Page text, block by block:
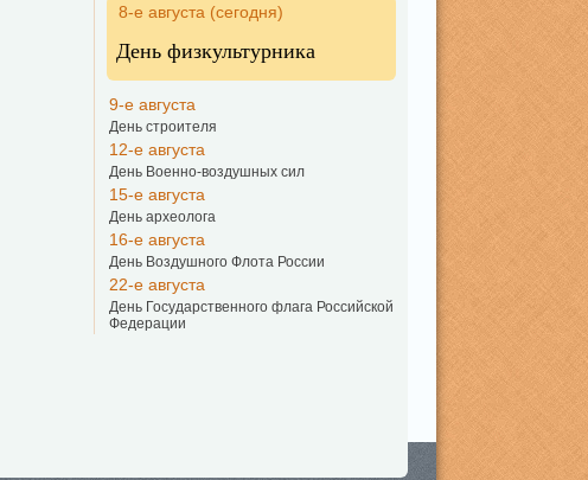
8-е августа (сегодня)
День физкультурника
9-е августа
День строителя
12-е августа
День Военно-воздушных сил
15-е августа
День археолога
16-е августа
День Воздушного Флота России
22-е августа
День Государственного флага Российской
Федерации